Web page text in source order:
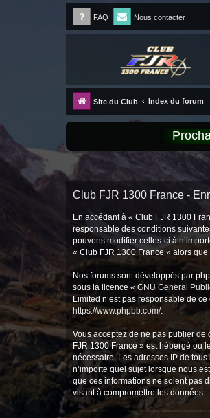
FAQ Nous contacter
Site du Club Index du forum
Club FJR 1300 France -
En accédant à « Club FJR 1300
responsable des conditions
pouvons modifier celles-ci à
« Club FJR 1300 France » alors
Nos forums sont développés par
sous la licence «GNU General
Limited n’est pas responsable de
https://www.phpbb.com/.
Vous acceptez de ne pas publier
FJR 1300 France » est hébergé ou
nécessaire. Les adresses IP de
n’importe quel sujet lorsque nous
que ces informations ne soient pas
visant à compromettre les données.